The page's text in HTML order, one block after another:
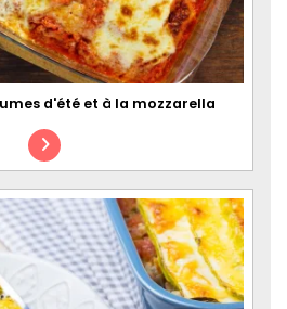
d'été et à la mozzarella